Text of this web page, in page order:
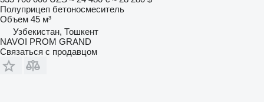
Полуприцеп бетоносмеситель
Объем 45 м³
Узбекистан, Тошкент
NAVOI PROM GRAND
Связаться с продавцом